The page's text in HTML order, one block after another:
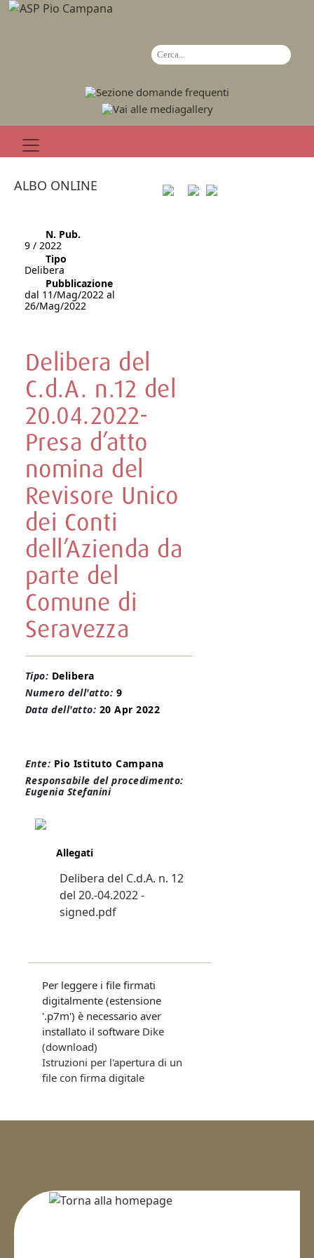
ALBO ONLINE
N. Pub.
9 / 2022
Tipo
Delibera
Pubblicazione
dal 11/Mag/2022 al
26/Mag/2022
Delibera del
C.d.A. n.12 del
20.04.2022-
Presa d’atto
nomina del
Revisore Unico
dei Conti
dell’Azienda da
parte del
Comune di
Seravezza
Tipo: Delibera
Numero dell'atto: 9
Data dell'atto: 20 Apr 2022
Ente: Pio Istituto Campana
Responsabile del procedimento:
Eugenia Stefanini
Allegati
Delibera del C.d.A. n. 12
del 20.-04.2022 -
signed.pdf
Per leggere i file firmati
digitalmente (estensione
'.p7m') è necessario aver
installato il software Dike
(download)
Istruzioni per l'apertura di un
file con firma digitale